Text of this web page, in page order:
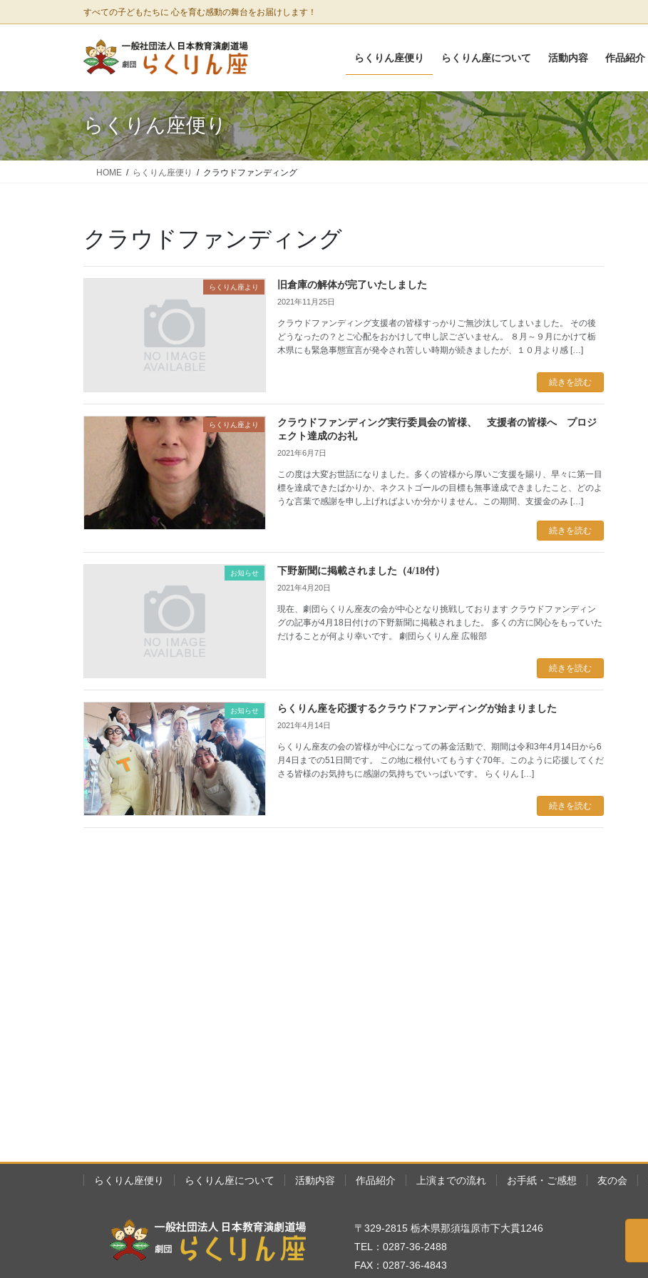
ン
に
移
動
ビ
ョ
ン
に
移
動
すべての子どもたちに 心を育む感動の舞台をお届けします！
らくりん座便り らくりん座について 活動内容 作品紹介
らくりん座便り
HOME らくりん座便り クラウドファンディング
クラウドファンディング
らくりん座より 旧倉庫の解体が完了いたしました
2021年11月25日
クラウドファンディング支援者の皆様すっかりご無沙汰してしまいました。 その後
どうなったの？とご心配をおかけして申し訳ございません。 ８月～９月にかけて栃
木県にも緊急事態宣言が発令され苦しい時期が続きましたが、１０月より感 […]
続きを読む
らくりん座より
クラウドファンディング実行委員会の皆様、 支援者の皆様へ プロジ
ェクト達成のお礼
2021年6月7日
この度は大変お世話になりました。多くの皆様から厚いご支援を賜り、早々に第一目
標を達成できたばかりか、ネクストゴールの目標も無事達成できましたこと、どのよ
うな言葉で感謝を申し上げればよいか分かりません。この期間、支援金のみ […]
続きを読む
お知らせ 下野新聞に掲載されました（4/18付）
2021年4月20日
現在、劇団らくりん座友の会が中心となり挑戦しております クラウドファンディン
グの記事が4月18日付けの下野新聞に掲載されました。 多くの方に関心をもっていた
だけることが何より幸いです。 劇団らくりん座 広報部
続きを読む
お知らせ らくりん座を応援するクラウドファンディングが始まりました
2021年4月14日
らくりん座友の会の皆様が中心になっての募金活動で、期間は令和3年4月14日から6
月4日までの51日間です。 この地に根付いてもうすぐ70年。このように応援してくだ
さる皆様のお気持ちに感謝の気持ちでいっぱいです。 らくりん […]
続きを読む
らくりん座便り らくりん座について 活動内容 作品紹介 上演までの流れ お手紙・ご感想 友の会
〒329-2815 栃木県那須塩原市下大貫1246
TEL：0287-36-2488
FAX：0287-36-4843